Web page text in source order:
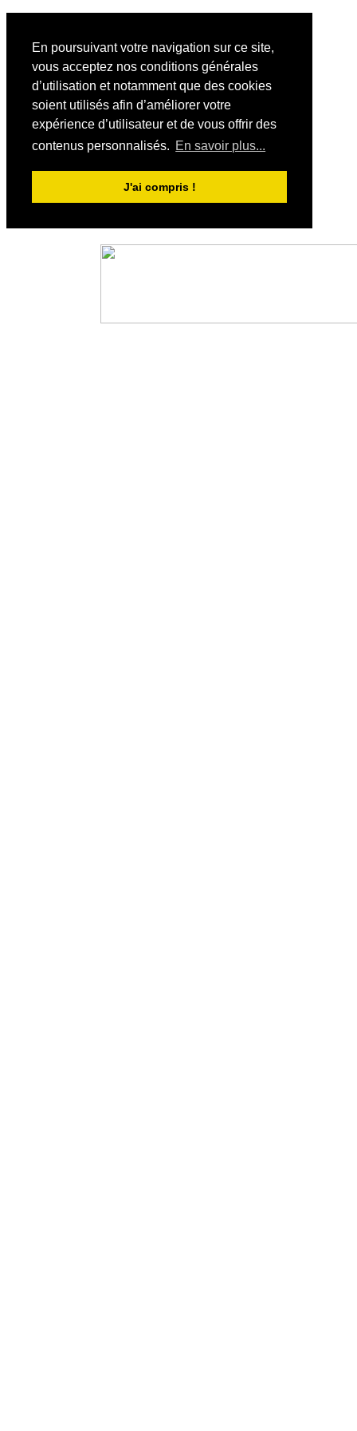
En poursuivant votre navigation sur ce site,
vous acceptez nos conditions générales
d’utilisation et notamment que des cookies
soient utilisés afin d’améliorer votre
expérience d’utilisateur et de vous offrir des
contenus personnalisés. En savoir plus...
J'ai compris !